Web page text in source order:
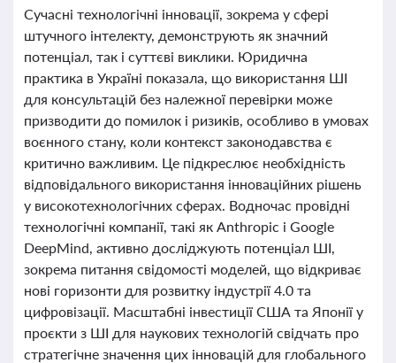
Сучасні технологічні інновації, зокрема у сфері
штучного інтелекту, демонструють як значний
потенціал, так і суттєві виклики. Юридична
практика в Україні показала, що використання ШІ
для консультацій без належної перевірки може
призводити до помилок і ризиків, особливо в умовах
воєнного стану, коли контекст законодавства є
критично важливим. Це підкреслює необхідність
відповідального використання інноваційних рішень
у високотехнологічних сферах. Водночас провідні
технологічні компанії, такі як Anthropic і Google
DeepMind, активно досліджують потенціал ШІ,
зокрема питання свідомості моделей, що відкриває
нові горизонти для розвитку індустрії 4.0 та
цифровізації. Масштабні інвестиції США та Японії у
проєкти з ШІ для наукових технологій свідчать про
стратегічне значення цих інновацій для глобального